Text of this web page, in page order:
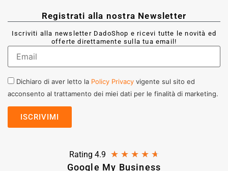
Registrati alla nostra Newsletter
Iscriviti alla newsletter DadoShop e ricevi tutte le novità ed
offerte direttamente sulla tua email!
Dichiaro di aver letto la Policy Privacy vigente sul sito ed
acconsento al trattamento dei miei dati per le finalità di marketing.
Rating 4.9 ★ ★ ★ ★ ★
Google My Business